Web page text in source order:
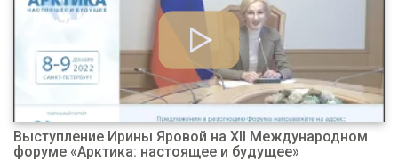
Выступление Ирины Яровой на XII Международном
форуме «Арктика: настоящее и будущее»